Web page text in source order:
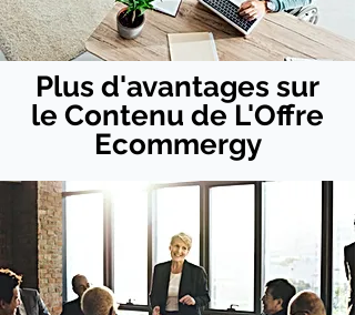
Plus d'avantages sur
le Contenu de L'Offre
Ecommergy